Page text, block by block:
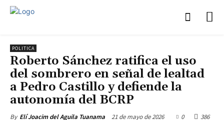
POLITICA
Roberto Sánchez ratifica el uso
del sombrero en señal de lealtad
a Pedro Castillo y defiende la
autonomía del BCRP
By Elí Joacim del Aguila Tuanama 21 de mayo de 2026 0 386